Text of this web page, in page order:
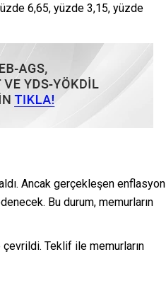
6,65, yüzde 3,15, yüzde
Ancak gerçekleşen enflasyon
Bu durum, memurların
Teklif ile memurların